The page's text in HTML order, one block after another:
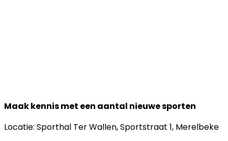
Maak kennis met een aantal nieuwe sporten
Locatie: Sporthal Ter Wallen, Sportstraat 1, Merelbeke